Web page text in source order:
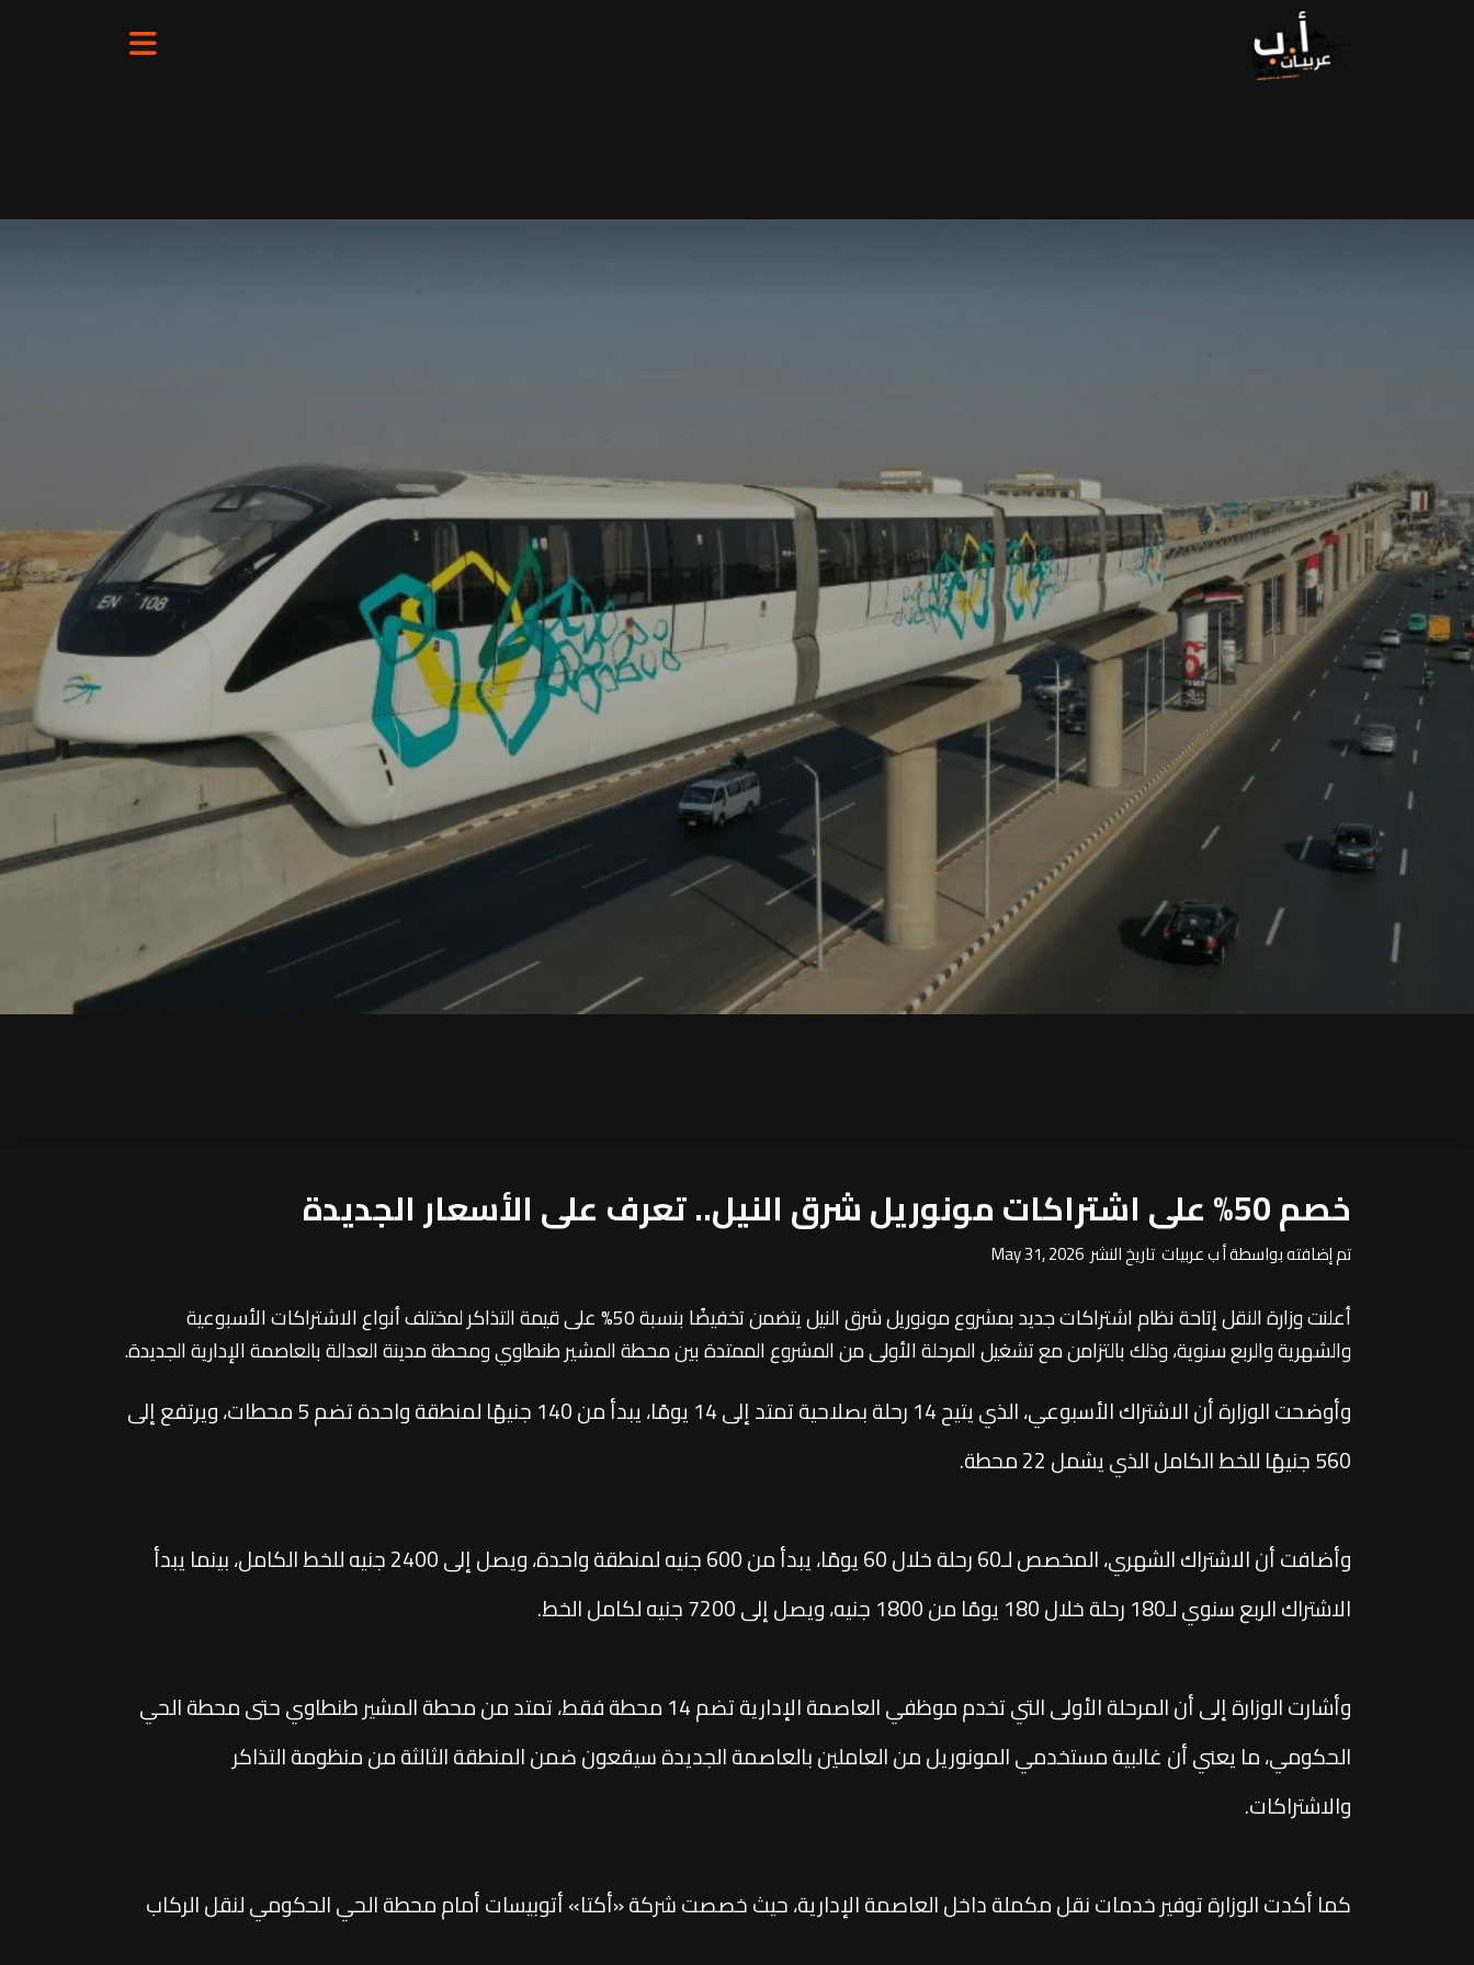
خصم 50% على اشتراكات مونوريل شرق النيل.. تعرف على الأسعار الجديدة
تم إضافته بواسطة أ ب عربيات تاريخ النشر May 31, 2026
أعلنت وزارة النقل إتاحة نظام اشتراكات جديد بمشروع مونوريل شرق النيل يتضمن تخفيضًا بنسبة 50% على قيمة التذاكر لمختلف أنواع الاشتراكات الأسبوعية
والشهرية والربع سنوية، وذلك بالتزامن مع تشغيل المرحلة الأولى من المشروع الممتدة بين محطة المشير طنطاوي ومحطة مدينة العدالة بالعاصمة الإدارية الجديدة.
وأوضحت الوزارة أن الاشتراك الأسبوعي، الذي يتيح 14 رحلة بصلاحية تمتد إلى 14 يومًا، يبدأ من 140 جنيهًا لمنطقة واحدة تضم 5 محطات، ويرتفع إلى
560 جنيهًا للخط الكامل الذي يشمل 22 محطة.
وأضافت أن الاشتراك الشهري، المخصص لـ60 رحلة خلال 60 يومًا، يبدأ من 600 جنيه لمنطقة واحدة، ويصل إلى 2400 جنيه للخط الكامل، بينما يبدأ
الاشتراك الربع سنوي لـ180 رحلة خلال 180 يومًا من 1800 جنيه، ويصل إلى 7200 جنيه لكامل الخط.
وأشارت الوزارة إلى أن المرحلة الأولى التي تخدم موظفي العاصمة الإدارية تضم 14 محطة فقط، تمتد من محطة المشير طنطاوي حتى محطة الحي
الحكومي، ما يعني أن غالبية مستخدمي المونوريل من العاملين بالعاصمة الجديدة سيقعون ضمن المنطقة الثالثة من منظومة التذاكر
والاشتراكات.
كما أكدت الوزارة توفير خدمات نقل مكملة داخل العاصمة الإدارية، حيث خصصت شركة «أكتا» أتوبيسات أمام محطة الحي الحكومي لنقل الركاب